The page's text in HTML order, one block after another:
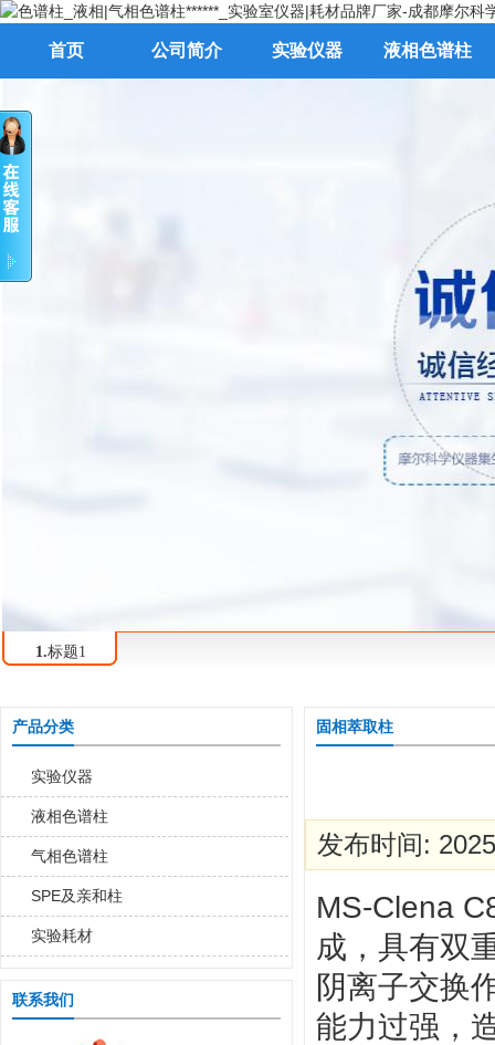
首页 公司简介 实验仪器 液相色谱柱
1.标题1
产品分类
实验仪器
液相色谱柱
气相色谱柱
SPE及亲和柱
实验耗材
联系我们
固相萃取柱
发布时间:
MS-Clena
成，具有双
阴离子交换
能力过强，